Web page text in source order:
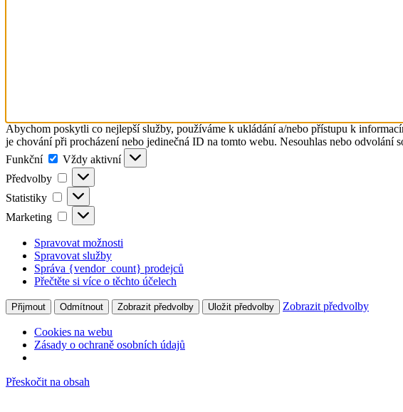
Abychom poskytli co nejlepší služby, používáme k ukládání a/nebo přístupu k
je chování při procházení nebo jedinečná ID na tomto webu. Nesouhlas nebo odvolání
Funkční
Funkční
Vždy aktivní
Předvolby
Předvolby
Statistiky Statistiky
Marketing Marketing
Spravovat možnosti
Spravovat služby
Správa {vendor_count} prodejců
Přečtěte si více o těchto účelech
Přijmout Odmítnout Zobrazit předvolby Uložit předvolby Zobrazit předvolby
Cookies na webu
Zásady o ochraně osobních údajů
Přeskočit na obsah